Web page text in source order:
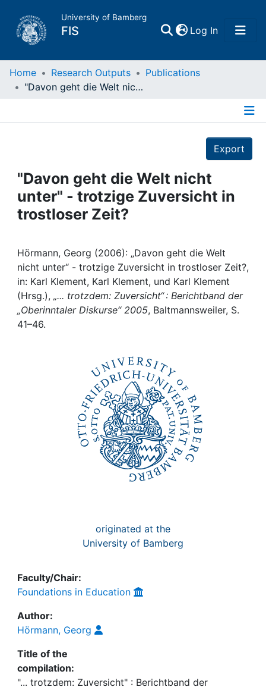
University of Bamberg
FIS Log In(current)
Home
People
Awards
My FIS
Help
Home Research Outputs
Publications
"Davon geht die Welt nicht unter" - trotzige Zuversicht in trostloser Zeit?
Export
"Davon geht die Welt nicht
unter" - trotzige Zuversicht in
trostloser Zeit?
Hörmann, Georg (2006): „Davon geht die Welt
nicht unter“ - trotzige Zuversicht in trostloser Zeit?,
in: Karl Klement, Karl Klement, und Karl Klement
(Hrsg.), „... trotzdem: Zuversicht“ : Berichtband der
„Oberinntaler Diskurse“ 2005, Baltmannsweiler, S.
41–46.
originated at the
University of Bamberg
Faculty/Chair:
Foundations in Education
Author:
Hörmann, Georg
Title of the
compilation:
"... trotzdem: Zuversicht" : Berichtband der